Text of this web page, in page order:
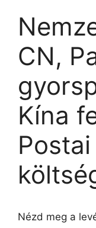
CN,
Kína
Nézd meg a